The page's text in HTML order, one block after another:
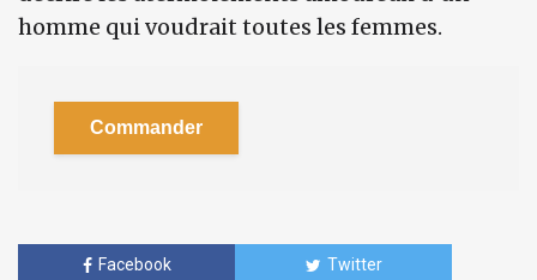
homme qui voudrait toutes les femmes.
Commander
Facebook Twitter